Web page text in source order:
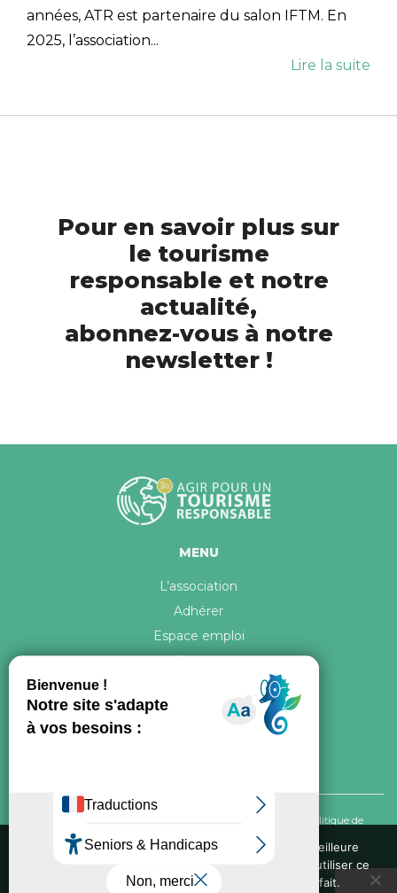
années, ATR est partenaire du salon IFTM. En
2025, l’association...
Lire la suite
Pour en savoir plus sur
le tourisme
responsable et notre
actualité,
abonnez-vous à notre
newsletter !
MENU
L’association
Adhérer
Espace emploi
Contact
Politique de
confidentialité
Conception graphique, iconographie et développement de ce site réalisés par
Nous utilisons des cookies pour vous garantir la meilleure
expérience sur notre site web. Si vous continuez à utiliser ce
site, nous supposerons que vous en êtes satisfait.